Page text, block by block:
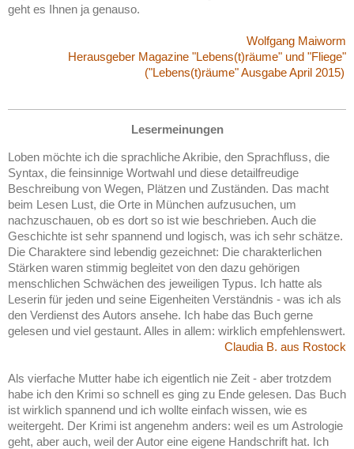
geht es Ihnen ja genauso.
Wolfgang Maiworm
Herausgeber Magazine "Lebens(t)räume" und "Fliege"
("Lebens(t)räume" Ausgabe April 2015)
Lesermeinungen
Loben möchte ich die sprachliche Akribie, den Sprachfluss, die
Syntax, die feinsinnige Wortwahl und diese detailfreudige
Beschreibung von Wegen, Plätzen und Zuständen. Das macht
beim Lesen Lust, die Orte in München aufzusuchen, um
nachzuschauen, ob es dort so ist wie beschrieben. Auch die
Geschichte ist sehr spannend und logisch, was ich sehr schätze.
Die Charaktere sind lebendig gezeichnet: Die charakterlichen
Stärken waren stimmig begleitet von den dazu gehörigen
menschlichen Schwächen des jeweiligen Typus. Ich hatte als
Leserin für jeden und seine Eigenheiten Verständnis - was ich als
den Verdienst des Autors ansehe. Ich habe das Buch gerne
gelesen und viel gestaunt. Alles in allem: wirklich empfehlenswert.
Claudia B. aus Rostock
Als vierfache Mutter habe ich eigentlich nie Zeit - aber trotzdem
habe ich den Krimi so schnell es ging zu Ende gelesen. Das Buch
ist wirklich spannend und ich wollte einfach wissen, wie es
weitergeht. Der Krimi ist angenehm anders: weil es um Astrologie
geht, aber auch, weil der Autor eine eigene Handschrift hat. Ich